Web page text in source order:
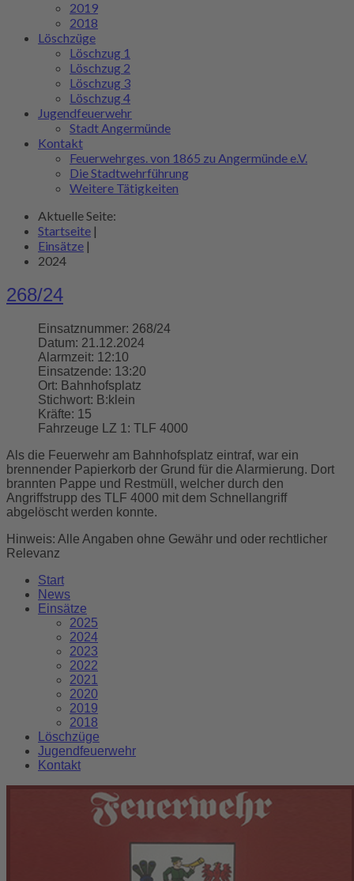
2019
2018
Löschzüge
Löschzug 1
Löschzug 2
Löschzug 3
Löschzug 4
Jugendfeuerwehr
Stadt Angermünde
Kontakt
Feuerwehrges. von 1865 zu Angermünde e.V.
Die Stadtwehrführung
Weitere Tätigkeiten
Aktuelle Seite:
Startseite |
Einsätze |
2024
268/24
Einsatznummer: 268/24
Datum: 21.12.2024
Alarmzeit: 12:10
Einsatzende: 13:20
Ort: Bahnhofsplatz
Stichwort: B:klein
Kräfte: 15
Fahrzeuge LZ 1: TLF 4000
Als die Feuerwehr am Bahnhofsplatz eintraf, war ein
brennender Papierkorb der Grund für die Alarmierung. Dort
brannten Pappe und Restmüll, welcher durch den
Angriffstrupp des TLF 4000 mit dem Schnellangriff
abgelöscht werden konnte.
Hinweis: Alle Angaben ohne Gewähr und oder rechtlicher
Relevanz
Start
News
Einsätze
2025
2024
2023
2022
2021
2020
2019
2018
Löschzüge
Jugendfeuerwehr
Kontakt